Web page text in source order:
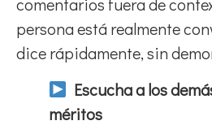
comentarios fuera de
persona está realmente
dice rápidamente, sin
Escucha a los
méritos